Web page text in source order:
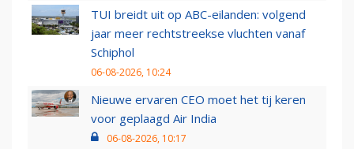
TUI breidt uit op ABC-eilanden: volgend
jaar meer rechtstreekse vluchten vanaf
Schiphol
06-08-2026, 10:24
Nieuwe ervaren CEO moet het tij keren
voor geplaagd Air India
06-08-2026, 10:17